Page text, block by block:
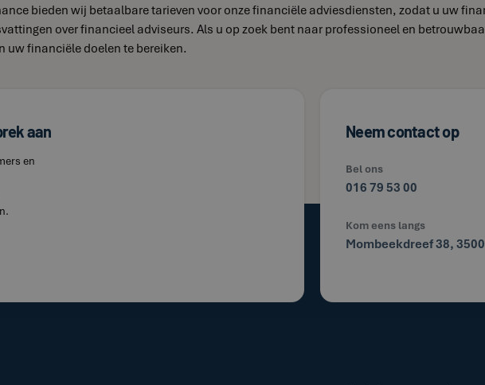
bieden wij betaalbare tarieven voor onze financiële adviesdiensten, zodat u uw
over financieel adviseurs. Als u op zoek bent naar professioneel en
uw financiële doelen te bereiken.
aan
en
Neem contact op
Bel ons
016 79 53 00
Kom eens langs
Mombeekdreef 38,